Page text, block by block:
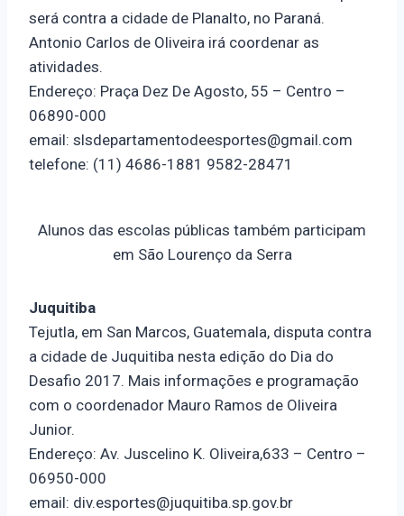
será contra a cidade de Planalto, no Paraná.
Antonio Carlos de Oliveira irá coordenar as
atividades.
Endereço: Praça Dez De Agosto, 55 – Centro –
06890-000
email: slsdepartamentodeesportes@gmail.com
telefone: (11) 4686-1881 9582-28471
Alunos das escolas públicas também participam
em São Lourenço da Serra
Juquitiba
Tejutla, em San Marcos, Guatemala, disputa contra
a cidade de Juquitiba nesta edição do Dia do
Desafio 2017. Mais informações e programação
com o coordenador Mauro Ramos de Oliveira
Junior.
Endereço: Av. Juscelino K. Oliveira,633 – Centro –
06950-000
email: div.esportes@juquitiba.sp.gov.br